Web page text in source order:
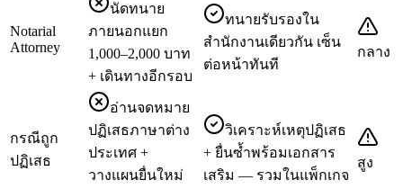
Notarial
Attorney
นัดทนาย
ภายนอกแยก
1,000–2,000 บาท
+ เดินทางอีกรอบ
ทนายรับรองใน
สำนักงานเดียวกัน เซ็น
ต่อหน้าทันที
กลาง
กรณีถูก
ปฏิเสธ
อ่านจดหมาย
ปฏิเสธภาษาต่าง
ประเทศ +
วางแผนยื่นใหม่
วิเคราะห์เหตุปฏิเสธ
+ ยื่นซ้ำพร้อมเอกสาร
เสริม — รวมในแพ็กเกจ
สูง